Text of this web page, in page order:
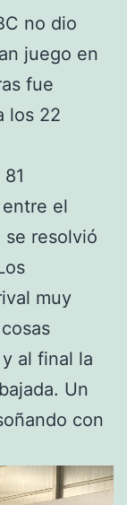
no dio
juego en
fue
los 22
el
resolvió
muy
al final la
Un
con